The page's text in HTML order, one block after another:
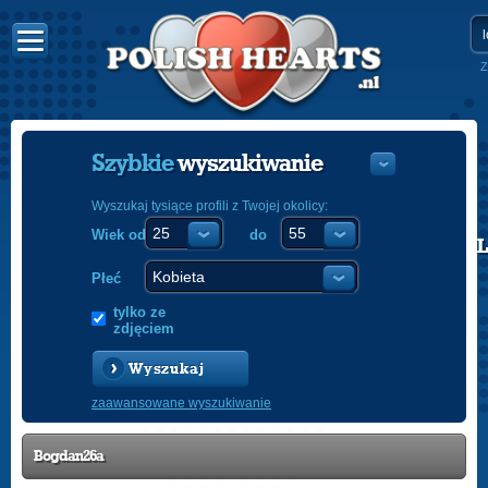
POLISH
Szybkiewyszukiwanie
Wyszukaj tysiące profili z Twojej okolicy:
Wiek od do
Płeć
tylko ze
zdjęciem
Wyszukaj
zaawansowane wyszukiwanie
Bogdan26a